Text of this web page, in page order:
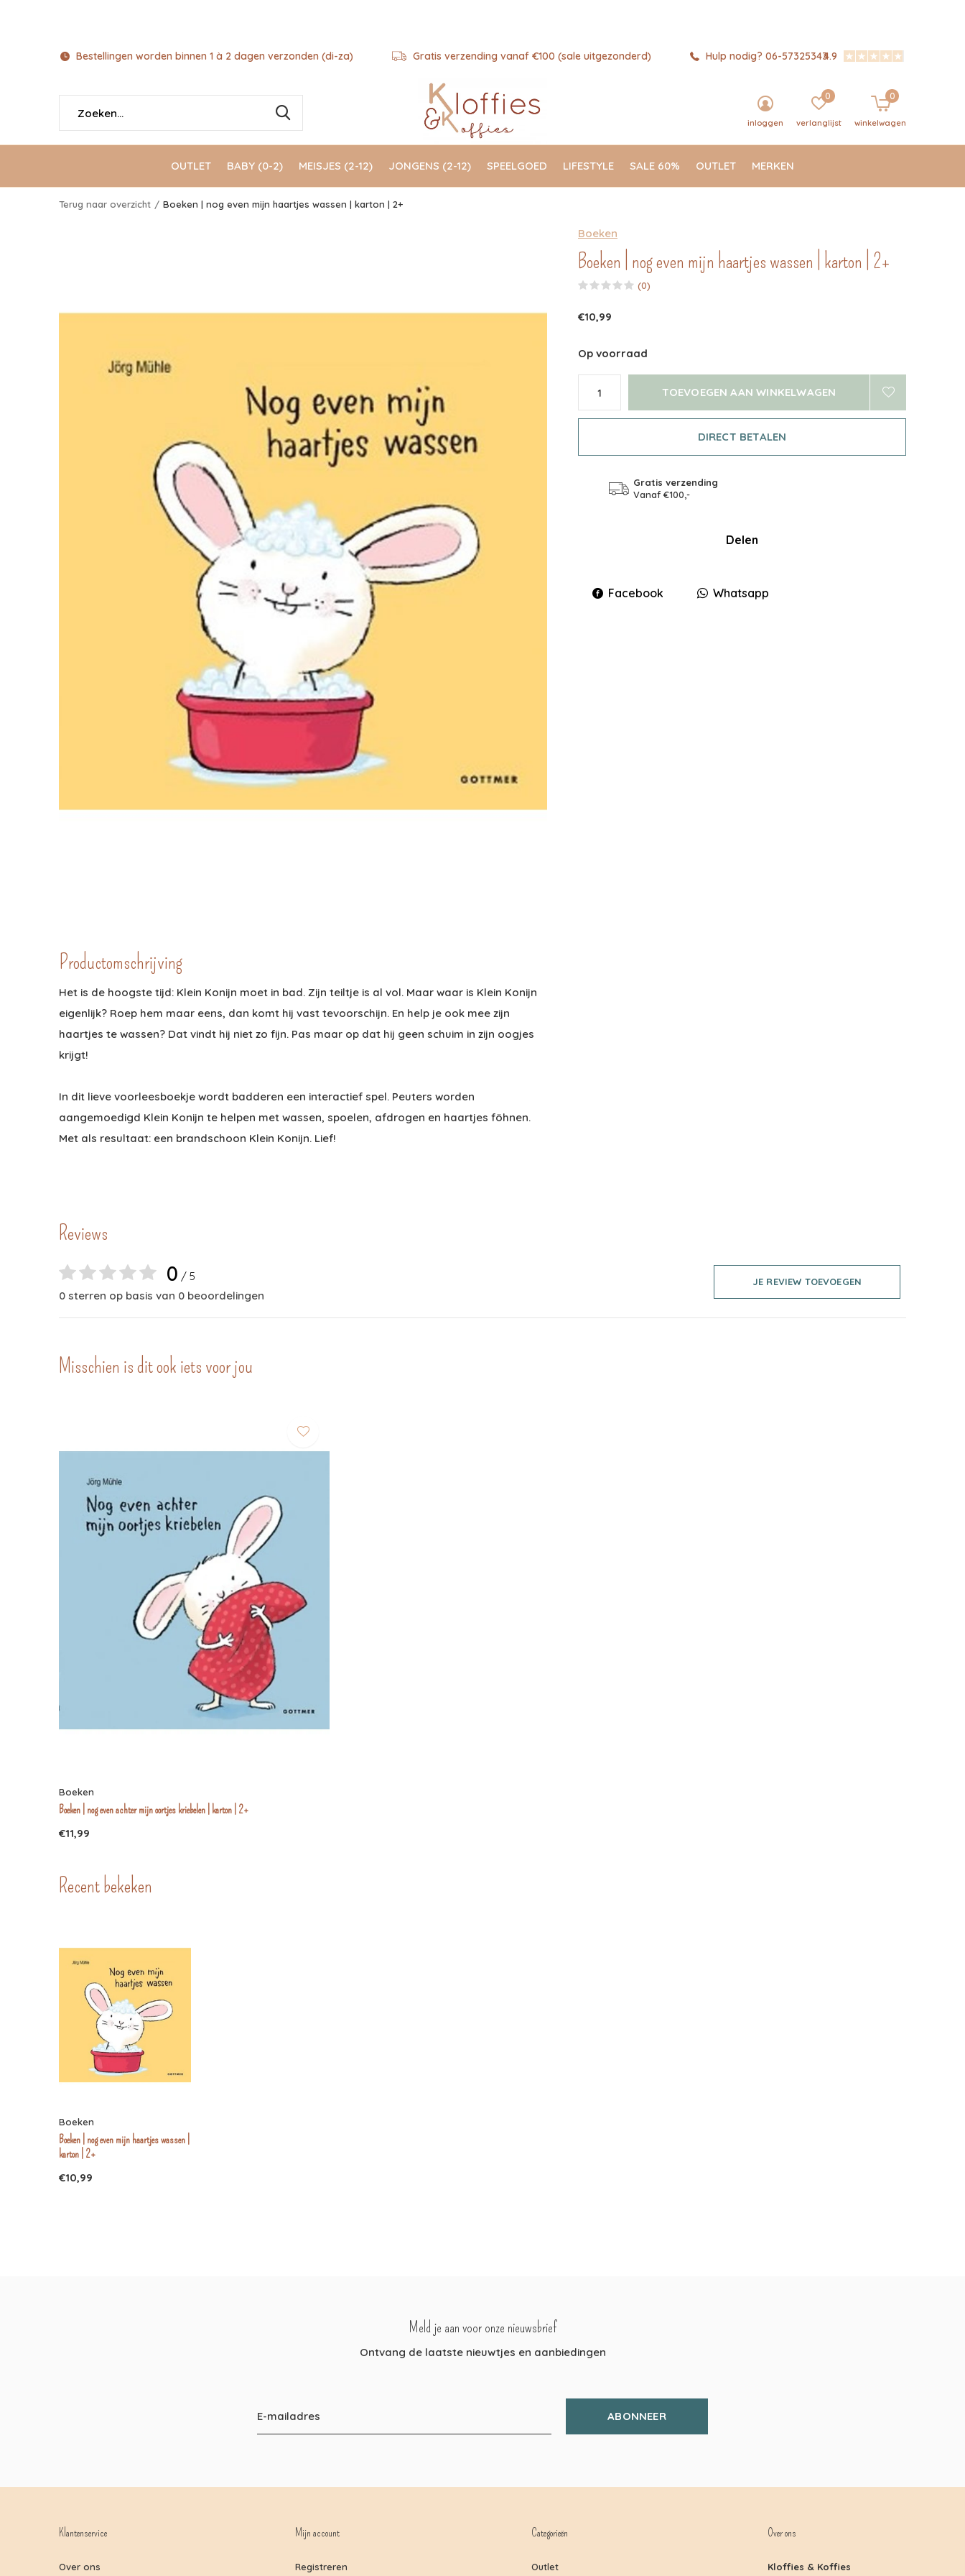
OUTLET BABY (0-2) MEISJES (2-12) JONGENS (2-12) SPEELGOED LIFESTYLE SALE 60% OUTLET MERKEN
inloggen verlanglijst
0
winkelwagen
0
Bestellingen worden binnen 1 à 2 dagen verzonden (di-za) Gratis verzending vanaf €100 (sale uitgezonderd) Hulp nodig? 06-573253434.9
Terug naar overzicht Boeken | nog even mijn haartjes wassen | karton | 2+
Boeken
Boeken | nog even mijn haartjes wassen | karton | 2+
(0)
€10,99
Op voorraad
TOEVOEGEN AAN WINKELWAGEN
DIRECT BETALEN
Gratis verzending
Vanaf €100,-
Delen
Facebook Whatsapp
Productomschrijving
Het is de hoogste tijd: Klein Konijn moet in bad. Zijn teiltje is al vol. Maar waar is Klein Konijn
eigenlijk? Roep hem maar eens, dan komt hij vast tevoorschijn. En help je ook mee zijn
haartjes te wassen? Dat vindt hij niet zo fijn. Pas maar op dat hij geen schuim in zijn oogjes
krijgt!
In dit lieve voorleesboekje wordt badderen een interactief spel. Peuters worden
aangemoedigd Klein Konijn te helpen met wassen, spoelen, afdrogen en haartjes föhnen.
Met als resultaat: een brandschoon Klein Konijn. Lief!
Reviews
0 / 5
0 sterren op basis van 0 beoordelingen
JE REVIEW TOEVOEGEN
Misschien is dit ook iets voor jou
Boeken
Boeken | nog even achter mijn oortjes kriebelen | karton | 2+
€11,99
Recent bekeken
Boeken
Boeken | nog even mijn haartjes wassen |
karton | 2+
€10,99
Meld je aan voor onze nieuwsbrief
Ontvang de laatste nieuwtjes en aanbiedingen
ABONNEER
Klantenservice
Over ons
Mijn account
Registreren
Categorieën
Outlet
Over ons
Kloffies & Koffies